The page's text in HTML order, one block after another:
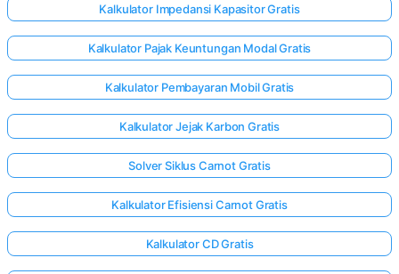
Kalkulator Impedansi Kapasitor Gratis
Kalkulator Pajak Keuntungan Modal Gratis
Kalkulator Pembayaran Mobil Gratis
Kalkulator Jejak Karbon Gratis
Solver Siklus Carnot Gratis
Kalkulator Efisiensi Carnot Gratis
Kalkulator CD Gratis